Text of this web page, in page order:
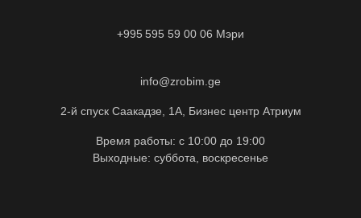
+995 595 59 00 06 Мэри
info@zrobim.ge
2-й спуск Саакадзе, 1А, Бизнес центр Атриум
Время работы: с 10:00 до 19:00
Выходные: суббота, воскресенье